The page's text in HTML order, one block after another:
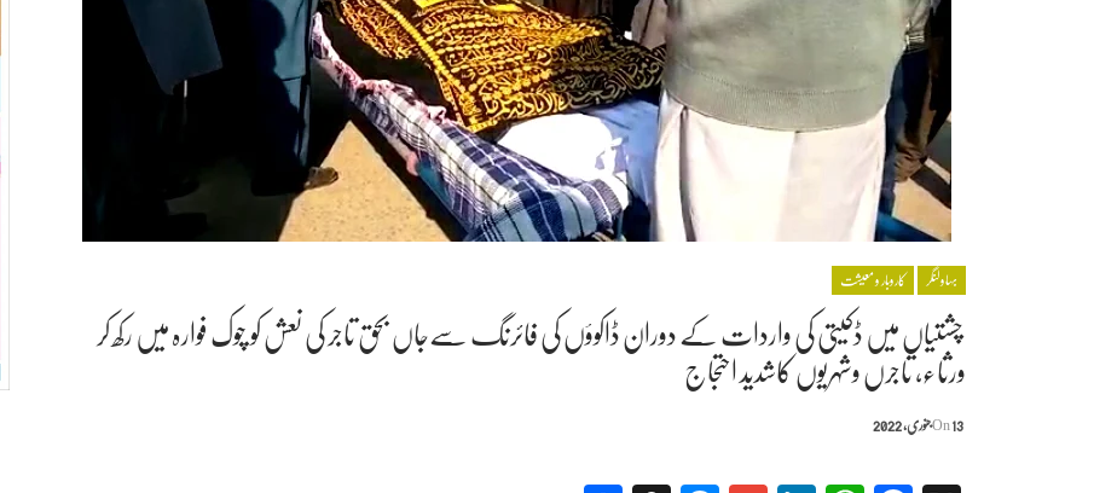
بہاولنگر کاروبار و معیشت
چشتیاں میں ڈکیتی کی واردات کے دوران ڈاکوؤں کی فائرنگ سےجاں بحق تاجر کی نعش کو چوک فوارہ میں رکھ کر
ورثاء، تاجرں وشہریوں کاشدید احتجاج
On 13 جنوری, 2022